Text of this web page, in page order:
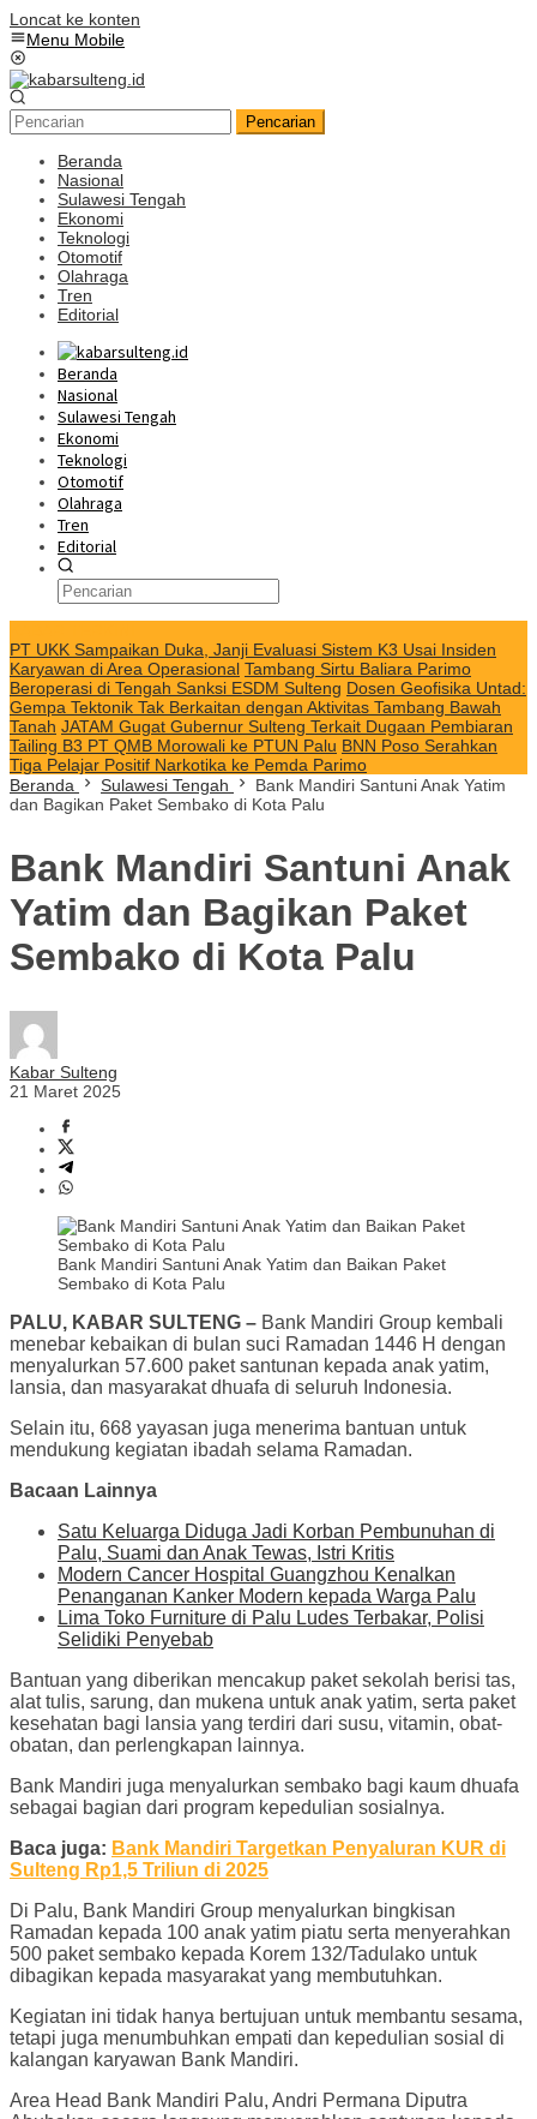
Loncat ke konten
Menu Mobile
Pencarian
Beranda
Nasional
Sulawesi Tengah
Ekonomi
Teknologi
Otomotif
Olahraga
Tren
Editorial
Beranda
Nasional
Sulawesi Tengah
Ekonomi
Teknologi
Otomotif
Olahraga
Tren
Editorial
PT UKK Sampaikan Duka, Janji Evaluasi Sistem K3 Usai Insiden
Karyawan di Area Operasional Tambang Sirtu Baliara Parimo
Beroperasi di Tengah Sanksi ESDM Sulteng Dosen Geofisika Untad:
Gempa Tektonik Tak Berkaitan dengan Aktivitas Tambang Bawah
Tanah JATAM Gugat Gubernur Sulteng Terkait Dugaan Pembiaran
Tailing B3 PT QMB Morowali ke PTUN Palu BNN Poso Serahkan
Tiga Pelajar Positif Narkotika ke Pemda Parimo
Beranda
Sulawesi Tengah
Bank Mandiri Santuni Anak Yatim
dan Bagikan Paket Sembako di Kota Palu
Bank Mandiri Santuni Anak
Yatim dan Bagikan Paket
Sembako di Kota Palu
Kabar Sulteng
21 Maret 2025
Bank Mandiri Santuni Anak Yatim dan Baikan Paket
Sembako di Kota Palu
PALU, KABAR SULTENG – Bank Mandiri Group kembali
menebar kebaikan di bulan suci Ramadan 1446 H dengan
menyalurkan 57.600 paket santunan kepada anak yatim,
lansia, dan masyarakat dhuafa di seluruh Indonesia.
Selain itu, 668 yayasan juga menerima bantuan untuk
mendukung kegiatan ibadah selama Ramadan.
Bacaan Lainnya
Satu Keluarga Diduga Jadi Korban Pembunuhan di
Palu, Suami dan Anak Tewas, Istri Kritis
Modern Cancer Hospital Guangzhou Kenalkan
Penanganan Kanker Modern kepada Warga Palu
Lima Toko Furniture di Palu Ludes Terbakar, Polisi
Selidiki Penyebab
Bantuan yang diberikan mencakup paket sekolah berisi tas,
alat tulis, sarung, dan mukena untuk anak yatim, serta paket
kesehatan bagi lansia yang terdiri dari susu, vitamin, obat-
obatan, dan perlengkapan lainnya.
Bank Mandiri juga menyalurkan sembako bagi kaum dhuafa
sebagai bagian dari program kepedulian sosialnya.
Baca juga: Bank Mandiri Targetkan Penyaluran KUR di
Sulteng Rp1,5 Triliun di 2025
Di Palu, Bank Mandiri Group menyalurkan bingkisan
Ramadan kepada 100 anak yatim piatu serta menyerahkan
500 paket sembako kepada Korem 132/Tadulako untuk
dibagikan kepada masyarakat yang membutuhkan.
Kegiatan ini tidak hanya bertujuan untuk membantu sesama,
tetapi juga menumbuhkan empati dan kepedulian sosial di
kalangan karyawan Bank Mandiri.
Area Head Bank Mandiri Palu, Andri Permana Diputra